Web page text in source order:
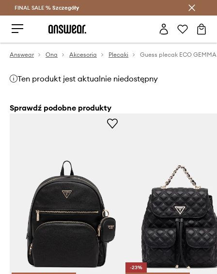
Oszczędzaj z Answear Club >
FINAL SALE % Szczegóły
Answear Ona Akcesoria Plecaki Guess plecak ECO GEMMA
Ten produkt jest aktualnie niedostępny
Sprawdź podobne produkty
-23%